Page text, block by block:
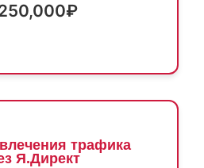
трафика
Я.Директ